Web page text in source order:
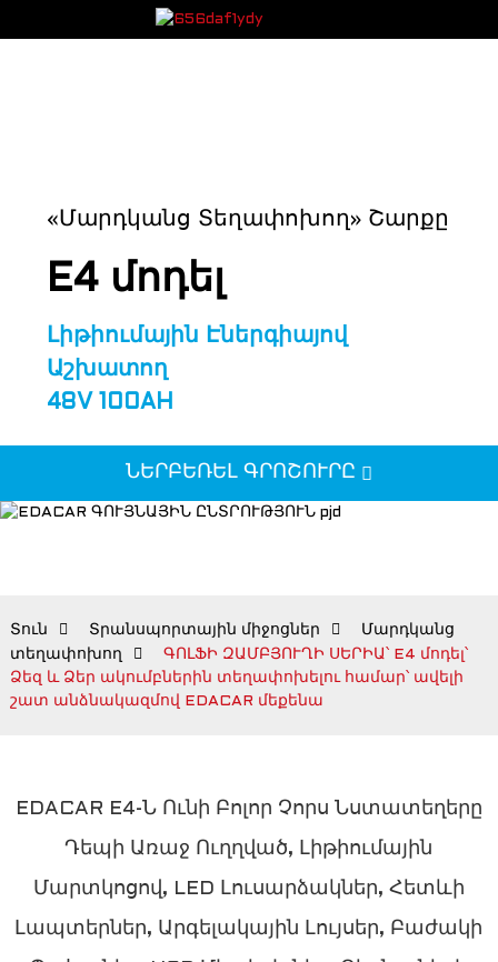
«Մարդկանց Տեղափոխող» Շարքը
E4 մոդել
Լիթիումային Էներգիայով
Աշխատող
48V 100AH
ՆԵՐԲԵՌԵԼ ԳՐՈՇՈՒՐԸ
Տուն Տրանսպորտային միջոցներ
Մարդկանց
տեղափոխող
ԳՈԼՖԻ ԶԱՄԲՅՈՒՂԻ ՍԵՐԻԱ՝ E4 մոդել՝
Ձեզ և Ձեր ակումբներին տեղափոխելու համար՝ ավելի
շատ անձնակազմով EDACAR մեքենա
EDACAR E4-Ն Ունի Բոլոր Չորս Նստատեղերը
Դեպի Առաջ Ուղղված, Լիթիումային
Մարտկոցով, LED Լուսարձակներ, Հետևի
Լապտերներ, Արգելակային Լույսեր, Բաժակի